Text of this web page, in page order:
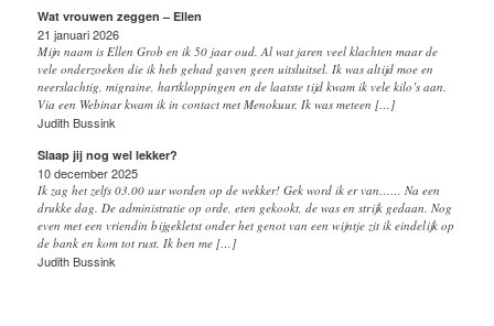
Wat vrouwen zeggen – Ellen
21 januari 2026
Mijn naam is Ellen Grob en ik 50 jaar oud. Al wat jaren veel klachten maar de
vele onderzoeken die ik heb gehad gaven geen uitsluitsel. Ik was altijd moe en
neerslachtig, migraine, hartkloppingen en de laatste tijd kwam ik vele kilo’s aan.
Via een Webinar kwam ik in contact met Menokuur. Ik was meteen […]
Judith Bussink
Slaap jij nog wel lekker?
10 december 2025
Ik zag het zelfs 03.00 uur worden op de wekker! Gek word ik er van…… Na een
drukke dag. De administratie op orde, eten gekookt, de was en strijk gedaan. Nog
even met een vriendin bijgekletst onder het genot van een wijntje zit ik eindelijk op
de bank en kom tot rust. Ik ben me […]
Judith Bussink